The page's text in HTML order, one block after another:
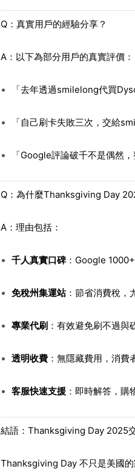
Q：真實用戶的經驗分享？
A：以下為部分用戶的真實評價：
「去年透過smilelong代買
「自己刷卡失敗三次，交給
「Google評論破千不是偶然
Q：為什麼Thanksgiving Day
A：理由包括：
千人真實口碑：Google 1000+
免稅州集運站：節省消費稅，
專業代刷：有效避免刷不過與
透明收費：無隱藏費用，消費
客服快速支援：即時解答，購
結語：Thanksgiving Day 2025
Thanksgiving Day 不只是美國